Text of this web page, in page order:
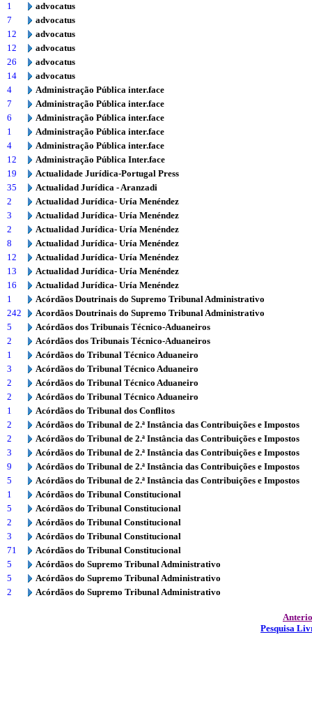
1
advocatus
7
advocatus
12
advocatus
12
advocatus
26
advocatus
14
advocatus
4
Administração Pública inter.face
7
Administração Pública inter.face
6
Administração Pública inter.face
1
Administração Pública inter.face
4
Administração Pública inter.face
12
Administração Pública Inter.face
19
Actualidade Jurídica-Portugal Press
35
Actualidad Jurídica - Aranzadi
2
Actualidad Jurídica- Uría Menéndez
3
Actualidad Jurídica- Uría Menéndez
2
Actualidad Jurídica- Uría Menéndez
8
Actualidad Jurídica- Uría Menéndez
12
Actualidad Jurídica- Uría Menéndez
13
Actualidad Jurídica- Uría Menéndez
16
Actualidad Jurídica- Uría Menéndez
1
Acórdãos Doutrinais do Supremo Tribunal Administrativo
242
Acordãos Doutrinais do Supremo Tribunal Administrativo
5
Acórdãos dos Tribunais Técnico-Aduaneiros
2
Acórdãos dos Tribunais Técnico-Aduaneiros
1
Acórdãos do Tribunal Técnico Aduaneiro
3
Acórdãos do Tribunal Técnico Aduaneiro
2
Acórdãos do Tribunal Técnico Aduaneiro
2
Acórdãos do Tribunal Técnico Aduaneiro
1
Acórdãos do Tribunal dos Conflitos
2
Acórdãos do Tribunal de 2.ª Instância das Contribuições e Impostos
2
Acórdãos do Tribunal de 2.ª Instância das Contribuições e Impostos
3
Acórdãos do Tribunal de 2.ª Instância das Contribuições e Impostos
9
Acórdãos do Tribunal de 2.ª Instância das Contribuições e Impostos
5
Acórdãos do Tribunal de 2.ª Instância das Contribuições e Impostos
1
Acórdãos do Tribunal Constitucional
5
Acórdãos do Tribunal Constitucional
2
Acórdãos do Tribunal Constitucional
3
Acórdãos do Tribunal Constitucional
71
Acórdãos do Tribunal Constitucional
5
Acórdãos do Supremo Tribunal Administrativo
5
Acórdãos do Supremo Tribunal Administrativo
2
Acórdãos do Supremo Tribunal Administrativo
Pesquisa